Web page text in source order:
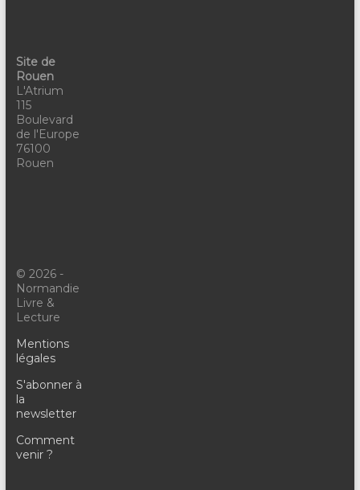
Site de
Rouen
L'Atrium
115
Boulevard
de l'Europe
76100
Rouen
© 2026 -
Normandie
Livre &
Lecture
Mentions
légales
S'abonner à
la
newsletter
Comment
venir ?